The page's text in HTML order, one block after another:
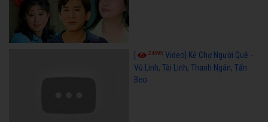
24595 Video] Kẻ Chợ Người Quê -
Vũ Linh, Tài Linh, Thanh Ngân, Tấn
Beo